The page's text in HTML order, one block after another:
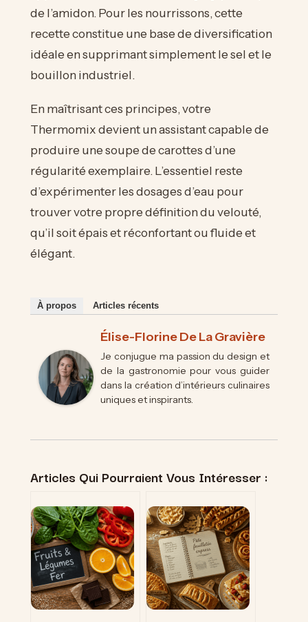
de l’amidon. Pour les nourrissons, cette
recette constitue une base de diversification
idéale en supprimant simplement le sel et le
bouillon industriel.
En maîtrisant ces principes, votre
Thermomix devient un assistant capable de
produire une soupe de carottes d’une
régularité exemplaire. L’essentiel reste
d’expérimenter les dosages d’eau pour
trouver votre propre définition du velouté,
qu’il soit épais et réconfortant ou fluide et
élégant.
À propos Articles récents
Élise-Florine De La Gravière
Je conjugue ma passion du design et
de la gastronomie pour vous guider
dans la création d’intérieurs culinaires
uniques et inspirants.
Articles Qui Pourraient Vous Intéresser :